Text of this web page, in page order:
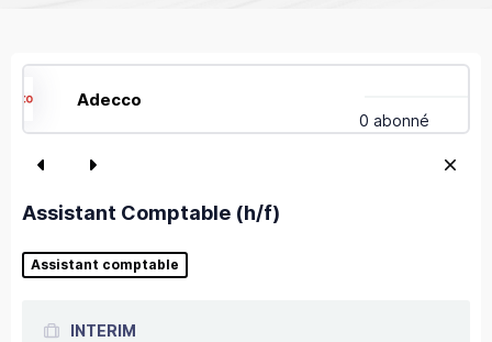
Adecco
0 abonné
Assistant Comptable (h/f)
Assistant comptable
INTERIM